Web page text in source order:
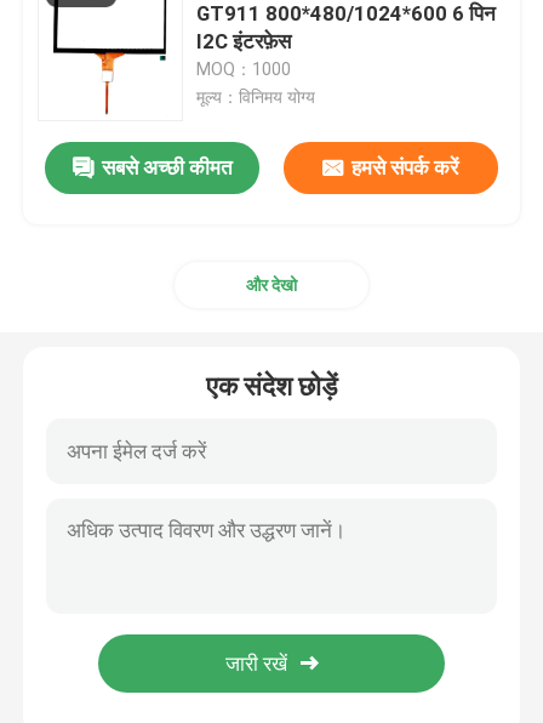
GT911 800*480/1024*600 6 पिन
I2C इंटरफ़ेस
MOQ：1000
मूल्य：विनिमय योग्य
सबसे अच्छी कीमत हमसे संपर्क करें
और देखो
एक संदेश छोड़ें